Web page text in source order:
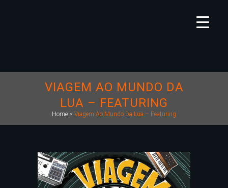
VIAGEM AO MUNDO DA
LUA – FEATURING
Home > Viagem Ao Mundo Da Lua – Featuring